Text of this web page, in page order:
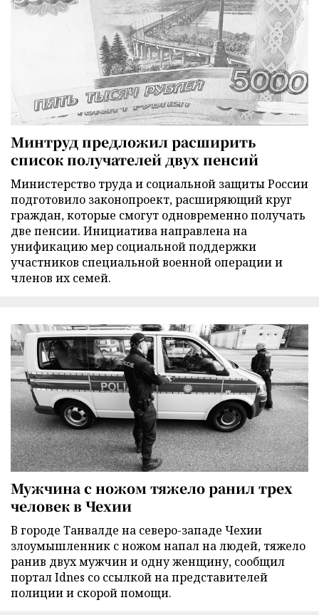
Минтруд предложил расширить
список получателей двух пенсий
Министерство труда и социальной защиты России
подготовило законопроект, расширяющий круг
граждан, которые смогут одновременно получать
две пенсии. Инициатива направлена на
унификацию мер социальной поддержки
участников специальной военной операции и
членов их семей.
Мужчина с ножом тяжело ранил трех
человек в Чехии
В городе Танвалде на северо-западе Чехии
злоумышленник с ножом напал на людей, тяжело
ранив двух мужчин и одну женщину, сообщил
портал Idnes со ссылкой на представителей
полиции и скорой помощи.